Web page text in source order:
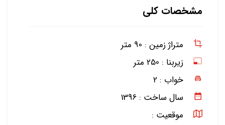
مشخصات کلی
متراژ زمین : 90 متر
زیربنا : 250 متر
خواب : 2
سال ساخت : 1396
موقعیت :